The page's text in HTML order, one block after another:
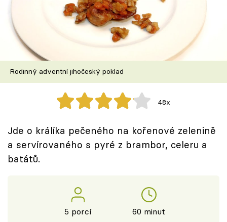
TV Program
Škola vaření
Recepty z TV
Speciál: Cuketa
Sledujte prima+
Rodinný adventní jihočeský poklad
48x
Jde o králíka pečeného na kořenové zelenině
a servírovaného s pyré z brambor, celeru a
batátů.
5 porcí 60 minut